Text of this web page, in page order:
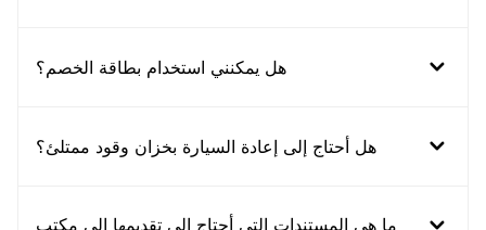
هل يمكنني استخدام بطاقة الخصم؟
هل أحتاج إلى إعادة السيارة بخزان وقود ممتلئ؟
ما هي المستندات التي أحتاج إلى تقديمها إلى مكتب